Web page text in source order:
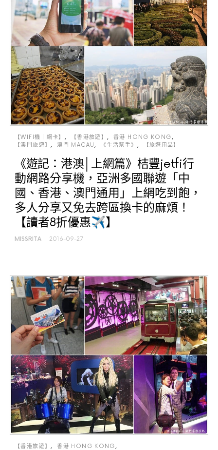
【WIFI機｜網卡】 【香港旅遊】
香港 HONG KONG
【澳門旅遊】
澳門 MACAU 《生活幫手》 【旅遊用品】
《遊記：港澳│上網篇》桔豐jetfi行
動網路分享機，亞洲多國聯遊「中
國、香港、澳門通用」上網吃到飽，
多人分享又免去跨區換卡的麻煩！
【讀者8折優惠✈】
MISSRITA 2016-09-27
【香港旅遊】
香港 HONG KONG